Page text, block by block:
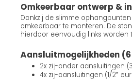
Omkeerbaar ontwerp &
Dankzij de slimme
omkeerbaar te monteren. De
hierdoor eenvoudig links worden
Aansluitmogelijkheden
2x zij-onder aansluitingen
4x zij-aansluitingen (1/2”